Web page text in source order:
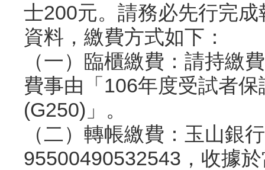
士200元。請務必先行完
資料，繳費方式如下：
（一）臨櫃繳費：請持繳
費事由「106年度受試者
(G250)」。
（二）轉帳繳費：玉山銀
95500490532543，收據